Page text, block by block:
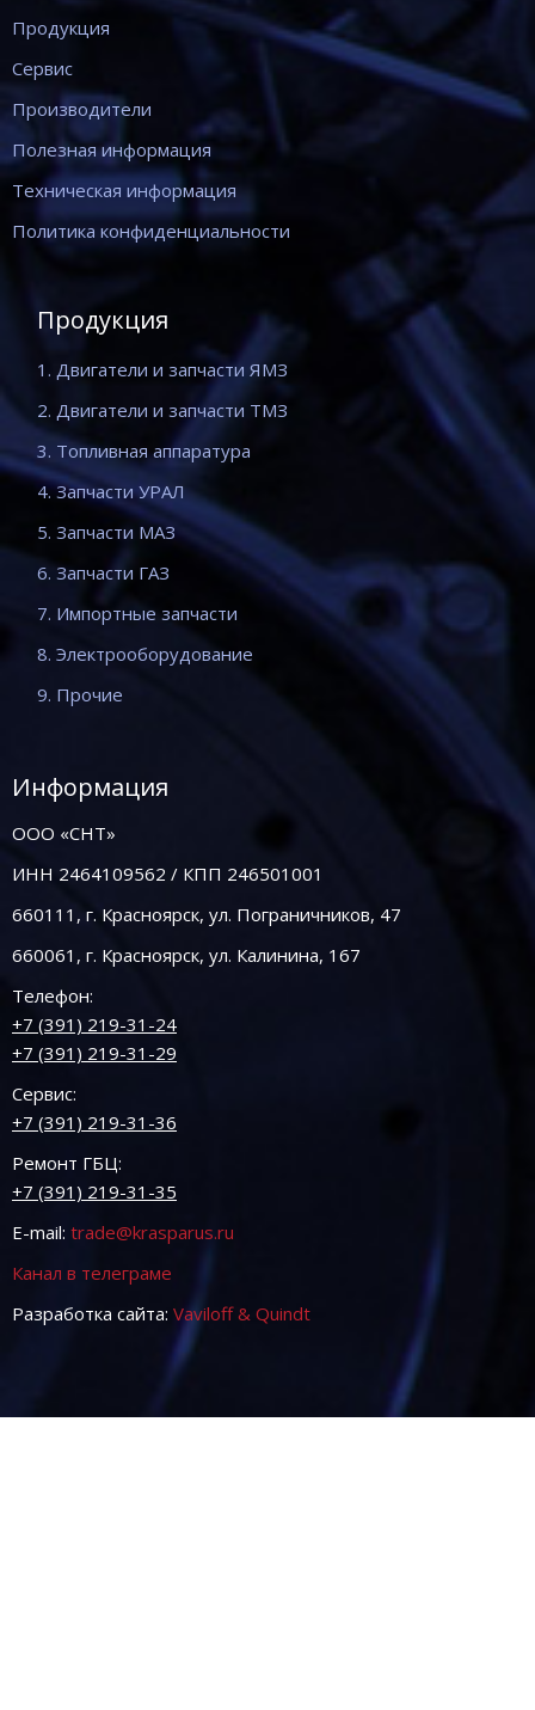
Продукция
Сервис
Производители
Полезная информация
Техническая информация
Политика конфиденциальности
Продукция
1. Двигатели и запчасти ЯМЗ
2. Двигатели и запчасти ТМЗ
3. Топливная аппаратура
4. Запчасти УРАЛ
5. Запчасти МАЗ
6. Запчасти ГАЗ
7. Импортные запчасти
8. Электрооборудование
9. Прочие
Информация
ООО «СНТ»
ИНН 2464109562 / КПП 246501001
660111, г. Красноярск, ул. Пограничников, 47
660061, г. Красноярск, ул. Калинина, 167
Телефон:
+7 (391) 219-31-24
+7 (391) 219-31-29
Сервис:
+7 (391) 219-31-36
Ремонт ГБЦ:
+7 (391) 219-31-35
E-mail: trade@krasparus.ru
Канал в телеграме
Разработка сайта: Vaviloff & Quindt